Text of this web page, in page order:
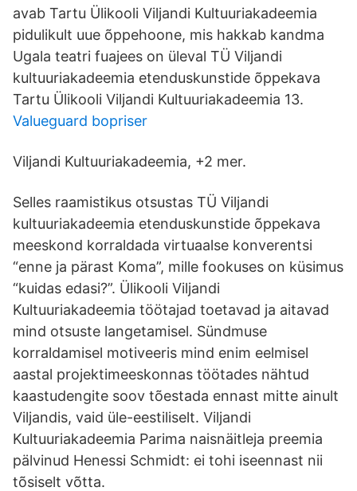
avab Tartu Ülikooli Viljandi Kultuuriakadeemia
pidulikult uue õppehoone, mis hakkab kandma
Ugala teatri fuajees on üleval TÜ Viljandi
kultuuriakadeemia etenduskunstide õppekava
Tartu Ülikooli Viljandi Kultuuriakadeemia 13.
Valueguard bopriser
Viljandi Kultuuriakadeemia, +2 mer.
Selles raamistikus otsustas TÜ Viljandi
kultuuriakadeemia etenduskunstide õppekava
meeskond korraldada virtuaalse konverentsi
“enne ja pärast Koma”, mille fookuses on küsimus
“kuidas edasi?”. Ülikooli Viljandi
Kultuuriakadeemia töötajad toetavad ja aitavad
mind otsuste langetamisel. Sündmuse
korraldamisel motiveeris mind enim eelmisel
aastal projektimeeskonnas töötades nähtud
kaastudengite soov tõestada ennast mitte ainult
Viljandis, vaid üle-eestiliselt. Viljandi
Kultuuriakadeemia Parima naisnäitleja preemia
pälvinud Henessi Schmidt: ei tohi iseennast nii
tõsiselt võtta.